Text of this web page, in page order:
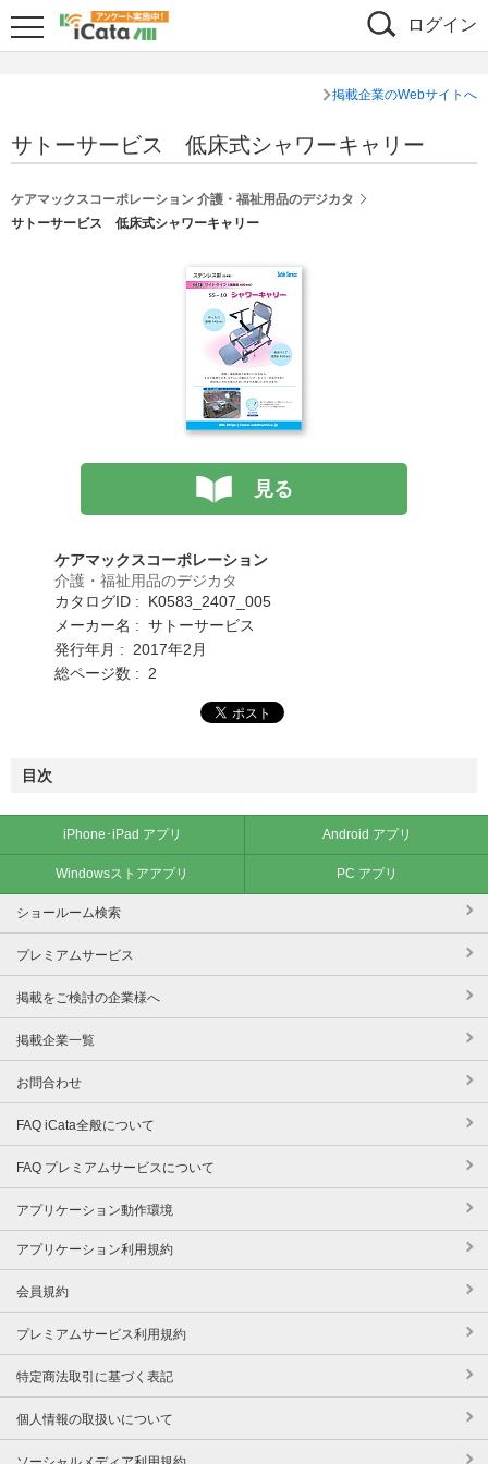
ログイン
掲載企業のWebサイトへ
サトーサービス 低床式シャワーキャリー
ケアマックスコーポレーション 介護・福祉用品のデジカタ
サトーサービス 低床式シャワーキャリー
見る
ケアマックスコーポレーション
介護・福祉用品のデジカタ
カタログID : K0583_2407_005
メーカー名 : サトーサービス
発行年月 : 2017年2月
総ページ数 : 2
目次
iPhone･iPad アプリ Android アプリ
Windowsストアアプリ PC アプリ
ショールーム検索
プレミアムサービス
掲載をご検討の企業様へ
掲載企業一覧
お問合わせ
FAQ iCata全般について
FAQ プレミアムサービスについて
アプリケーション動作環境
アプリケーション利用規約
会員規約
プレミアムサービス利用規約
特定商法取引に基づく表記
個人情報の取扱いについて